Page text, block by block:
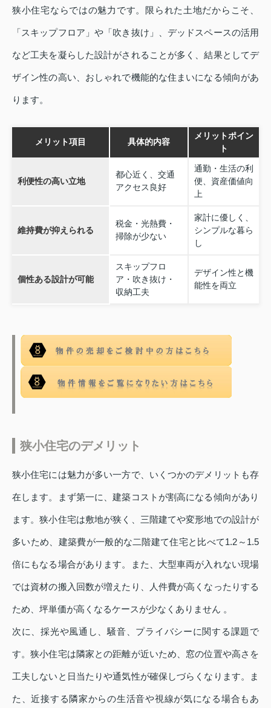
狭小住宅ならではの魅力です。限られた土地だからこそ、
「スキップフロア」や「吹き抜け」、デッドスペースの活用
など工夫を凝らした設計がされることが多く、結果としてデ
ザイン性の高い、おしゃれで機能的な住まいになる傾向があ
ります。
メリット項目 具体的内容
メリットポイン
ト
利便性の高い立地
都心近く、交通
アクセス良好
通勤・生活の利
便、資産価値向
上
維持費が抑えられる
税金・光熱費・
掃除が少ない
家計に優しく、
シンプルな暮ら
し
個性ある設計が可能
スキップフロ
ア・吹き抜け・
収納工夫
デザイン性と機
能性を両立
狭小住宅のデメリット
狭小住宅には魅力が多い一方で、いくつかのデメリットも存
在します。まず第一に、建築コストが割高になる傾向があり
ます。狭小住宅は敷地が狭く、三階建てや変形地での設計が
多いため、建築費が一般的な二階建て住宅と比べて1.2～1.5
倍にもなる場合があります。また、大型車両が入れない現場
では資材の搬入回数が増えたり、人件費が高くなったりする
ため、坪単価が高くなるケースが少なくありません 。
次に、採光や風通し、騒音、プライバシーに関する課題で
す。狭小住宅は隣家との距離が近いため、窓の位置や高さを
工夫しないと日当たりや通気性が確保しづらくなります。ま
た、近接する隣家からの生活音や視線が気になる場合もあ